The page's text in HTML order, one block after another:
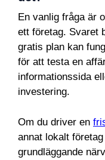
En vanlig fråga är
ett företag. Svaret
gratis plan kan
för att testa en
informationssida
investering.
Om du driver en
annat lokalt
grundläggande